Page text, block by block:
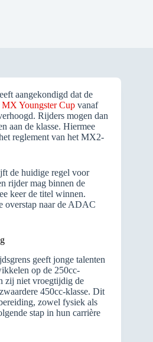
aangekondigd dat de
Youngster Cup vanaf
Rijders mogen dan
aan de klasse. Hiermee
reglement van het MX2-
de huidige regel voor
rijder mag binnen de
keer de titel winnen.
overstap naar de ADAC
geeft jonge talenten
op de 250cc-
zij niet vroegtijdig de
450cc-klasse. Dit
zowel fysiek als
stap in hun carrière